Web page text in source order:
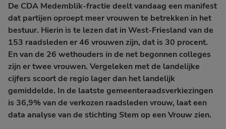
De CDA Medemblik-fractie deelt vandaag een manifest
dat partijen oproept meer vrouwen te betrekken in het
bestuur. Hierin is te lezen dat in West-Friesland van de
153 raadsleden er 46 vrouwen zijn, dat is 30 procent.
En van de 26 wethouders in de net begonnen colleges
zijn er twee vrouwen. Vergeleken met de landelijke
cijfers scoort de regio lager dan het landelijk
gemiddelde. In de laatste gemeenteraadsverkiezingen
is 36,9% van de verkozen raadsleden vrouw, laat een
data analyse van de stichting Stem op een Vrouw zien.